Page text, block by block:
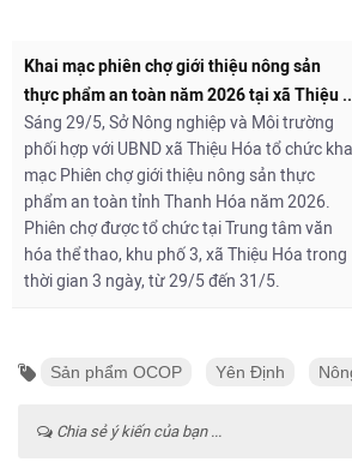
Khai mạc phiên chợ giới thiệu nông sản
thực phẩm an toàn năm 2026 tại xã Thiệu
Sáng 29/5, Sở Nông nghiệp và Môi trường
phối hợp với UBND xã Thiệu Hóa tổ chức
mạc Phiên chợ giới thiệu nông sản thực
phẩm an toàn tỉnh Thanh Hóa năm 2026.
Phiên chợ được tổ chức tại Trung tâm văn
hóa thể thao, khu phố 3, xã Thiệu Hóa trong
thời gian 3 ngày, từ 29/5 đến 31/5.
Sản phẩm OCOP Yên Định
Chia sẻ ý kiến của bạn ...